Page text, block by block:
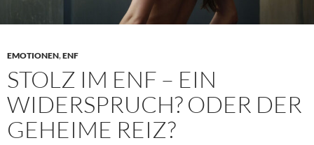
EMOTIONEN,ENF
STOLZ IM ENF – EIN
WIDERSPRUCH? ODER DER
GEHEIME REIZ?